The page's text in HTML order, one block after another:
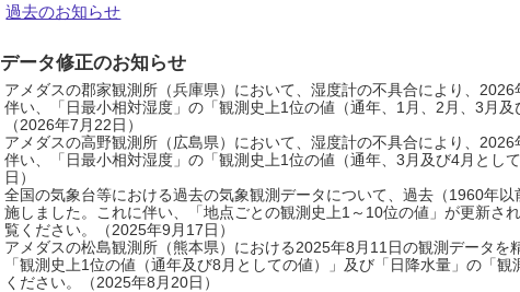
過去のお知らせ
データ修正のお知らせ
アメダスの郡家観測所（兵庫県）において、湿度計の不具合により、
伴い、「日最小相対湿度」の「観測史上1位の値（通年、1月、2月、3月
（2026年7月22日）
アメダスの高野観測所（広島県）において、湿度計の不具合により、
伴い、「日最小相対湿度」の「観測史上1位の値（通年、3月及び4月と
日）
全国の気象台等における過去の気象観測データについて、過去（1960年
施しました。これに伴い、「地点ごとの観測史上1～10位の値」が更新さ
覧ください。（2025年9月17日）
アメダスの松島観測所（熊本県）における2025年8月11日の観測データ
「観測史上1位の値（通年及び8月としての値）」及び「日降水量」の「
ください。（2025年8月20日）